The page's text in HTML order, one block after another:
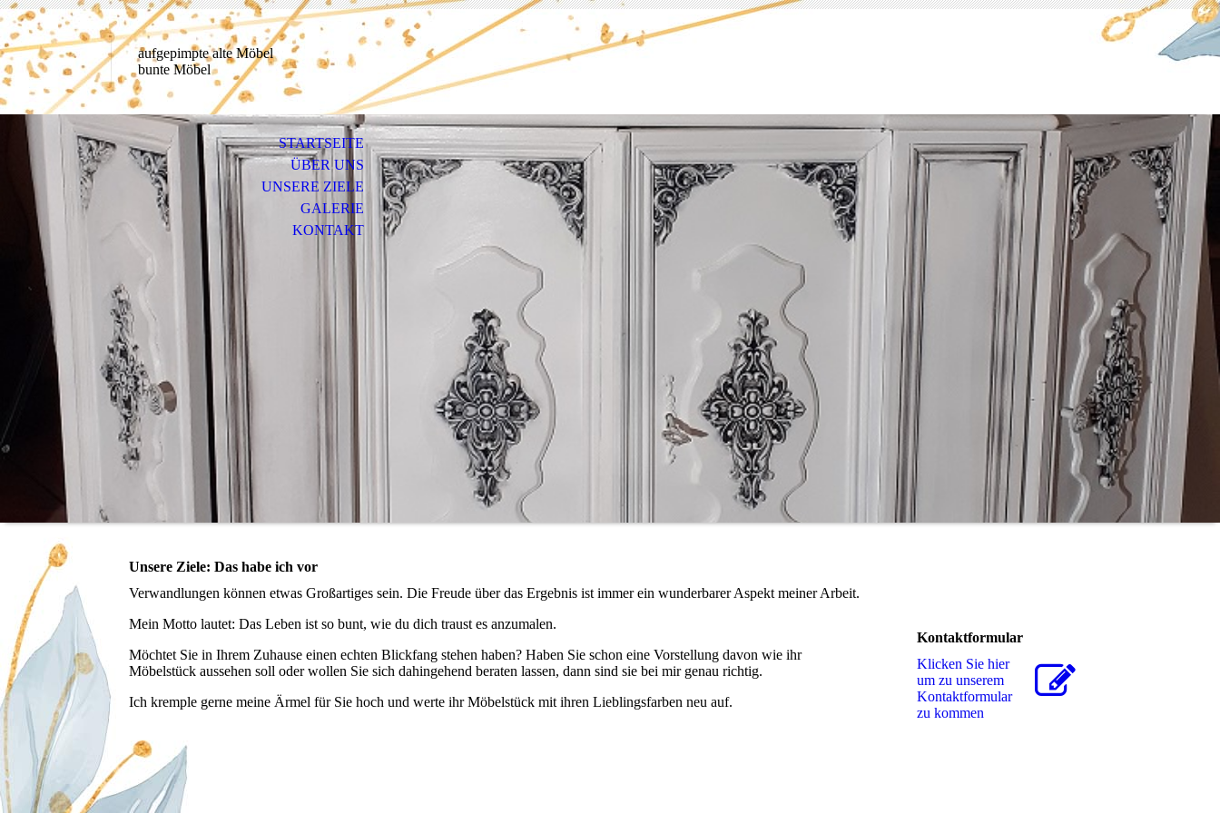
aufgepimpte alte Möbel
bunte Möbel
STARTSEITE
ÜBER UNS
UNSERE ZIELE
GALERIE
KONTAKT
Unsere Ziele: Das habe ich vor
Verwandlungen können etwas Großartiges sein. Die Freude über das Ergebnis ist immer ein wunderbarer Aspekt meiner Arbeit.
Mein Motto lautet: Das Leben ist so bunt, wie du dich traust es anzumalen.
Möchtet Sie in Ihrem Zuhause einen echten Blickfang stehen haben? Haben Sie schon eine Vorstellung davon wie ihr
Möbelstück aussehen soll oder wollen Sie sich dahingehend beraten lassen, dann sind sie bei mir genau richtig.
Ich kremple gerne meine Ärmel für Sie hoch und werte ihr Möbelstück mit ihren Lieblingsfarben neu auf.
Kontaktformular
Klicken Sie hier
um zu unserem
Kon­takt­for­mu­lar
zu kommen